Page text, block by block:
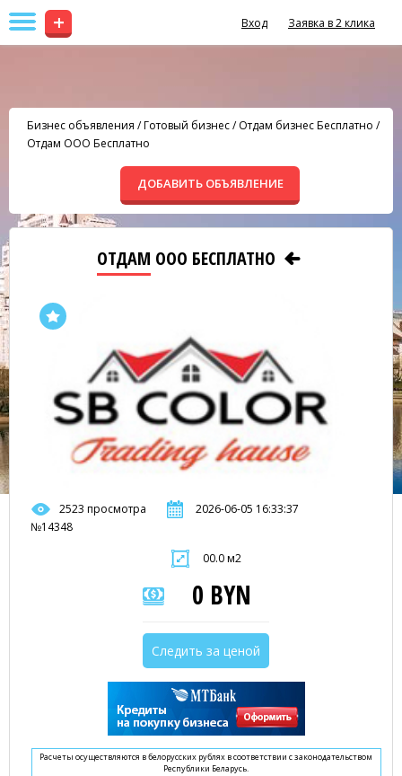
+ Вход Заявка в 2 клика
Бизнес объявления /Готовый бизнес/Отдам бизнес Бесплатно /
Отдам ООО Бесплатно
ДОБАВИТЬ ОБЪЯВЛЕНИЕ
ОТДАМ ООО БЕСПЛАТНО
2523 просмотра
2026-06-05 16:33:37
№14348
00.0 м2
0 BYN
Следить за ценой
Расчеты осуществляются в белорусских рублях в соответствии с законодательством
Республики Беларусь.